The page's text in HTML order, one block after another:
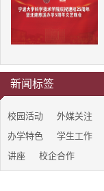
新闻标签
校园活动 外媒关注
办学特色
学生工作
讲座
校企合作